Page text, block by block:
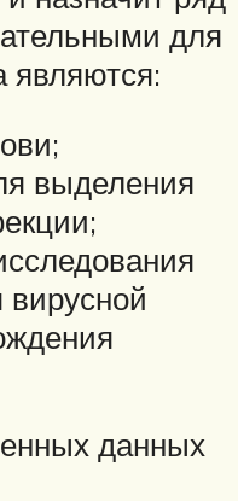
для
являются:
выделения
данных